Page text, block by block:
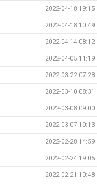
2022-04-18 19:15
2022-04-18 10:49
2022-04-14 08:12
2022-04-05 11:19
2022-03-22 07:28
2022-03-10 08:31
2022-03-08 09:00
2022-03-07 10:13
2022-02-28 14:59
2022-02-24 19:05
2022-02-21 10:48